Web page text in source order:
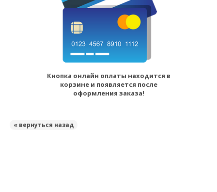
Кнопка онлайн оплаты находится в
корзине и появляется после
оформления заказа!
« вернуться назад